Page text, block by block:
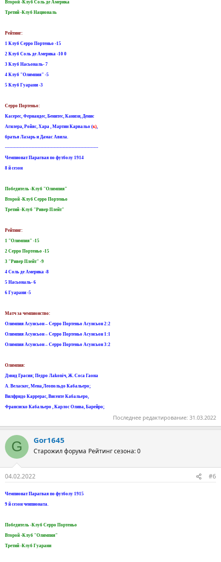
Второй -Клуб Соль де Америка
Третий -Клуб Националь
Рейтинг:
1 Клуб Серро Портеньо -15
2 Клуб Соль де Америка -10 0
3 Клуб Насьональ- 7
4 Клуб "Олимпия" -5
5 Клуб Гуарани -3
Серро Портеньо:
Касерес, Фернандес, Бенитес, Канизи, Денис
Агилера, Ройяс, Хара , Мартин Карвальо (к),
братья Лазарь и Дамас Авила.
---------------------------------------------------------------
Чемпионат Парагвая по футболу 1914
8 й сезон
Победитель -Клуб "Олимпия"
Второй -Клуб Серро Портеньо
Третий -Клуб "Ривер Плейт"
Рейтинг:
1 "Олимпия" -15
2 Серро Портеньо -15
3 "Ривер Плейт" -9
4 Соль де Америка -8
5 Насьональ- 6
6 Гуарани -5
Матч за чемпионство:
Олимпия Асунсьон – Серро Портеньо Асунсьон 2:2
Олимпия Асунсьон – Серро Портеньо Асунсьон 1:1
Олимпия Асунсьон – Серро Портеньо Асунсьон 3:2
Олимпия:
Дэвид Грасия; Педро Лаkoniч, Ж. Соса Гаона
А. Веласкес, Мена,Леопольдо Кабальеро;
Вилфридо Каррерас, Висенте Кабальеро,
Франсиско Кабальеро , Карлос Олива, Барейро;
Последнее редактирование: 31.03.2022
G Gor1645
Старожил форума Рейтинг сезона: 0
04.02.2022 #6
Чемпионат Парагвая по футболу 1915
9 й сезон чеипионата.
Победитель -Клуб Серро Портеньо
Второй -Клуб "Олимпия"
Третий -Клуб Гуарани